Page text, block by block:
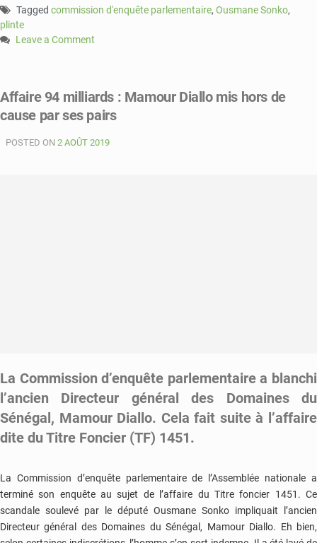
Tagged commission d'enquête parlementaire, Ousmane Sonko,
plinte
Leave a Comment
94
milliards
Ousmane
Affaire 94 milliards : Mamour Diallo mis hors de
cause par ses pairs
POSTED ON 2 AOÛT 2019
La Commission d’enquête parlementaire a blanchi
l’ancien Directeur général des Domaines du
Sénégal, Mamour Diallo. Cela fait suite à l’affaire
dite du Titre Foncier (TF) 1451.
La Commission d’enquête parlementaire de l’Assemblée nationale a
terminé son enquête au sujet de l’affaire du Titre foncier 1451. Ce
scandale soulevé par le député Ousmane Sonko impliquait l’ancien
Directeur général des Domaines du Sénégal, Mamour Diallo. Eh bien,